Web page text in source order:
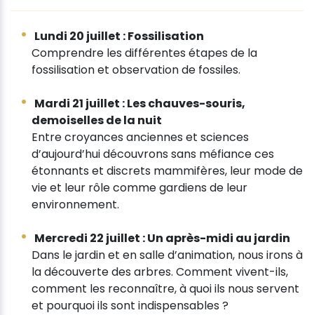
Lundi 20 juillet : Fossilisation
Comprendre les différentes étapes de la
fossilisation et observation de fossiles.
Mardi 21 juillet : Les chauves-souris,
demoiselles de la nuit
Entre croyances anciennes et sciences
d’aujourd’hui découvrons sans méfiance ces
étonnants et discrets mammifères, leur mode de
vie et leur rôle comme gardiens de leur
environnement.
Mercredi 22 juillet : Un après-midi au jardin
Dans le jardin et en salle d’animation, nous irons à
la découverte des arbres. Comment vivent-ils,
comment les reconnaître, à quoi ils nous servent
et pourquoi ils sont indispensables ?